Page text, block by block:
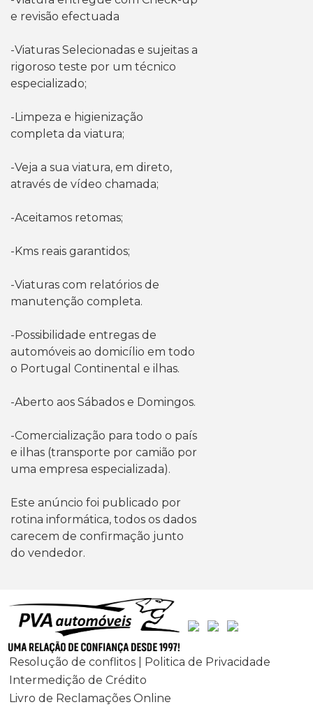
e revisão efectuada
-Viaturas Selecionadas e sujeitas a
rigoroso teste por um técnico
especializado;
-Limpeza e higienização
completa da viatura;
-Veja a sua viatura, em direto,
através de vídeo chamada;
-Aceitamos retomas;
-Kms reais garantidos;
-Viaturas com relatórios de
manutenção completa.
-Possibilidade entregas de
automóveis ao domicílio em todo
o Portugal Continental e ilhas.
-Aberto aos Sábados e Domingos.
-Comercialização para todo o país
e ilhas (transporte por camião por
uma empresa especializada).
Este anúncio foi publicado por
rotina informática, todos os dados
carecem de confirmação junto
do vendedor.
Resolução de conflitos | Politica de Privacidade
Intermedição de Crédito
Livro de Reclamações Online